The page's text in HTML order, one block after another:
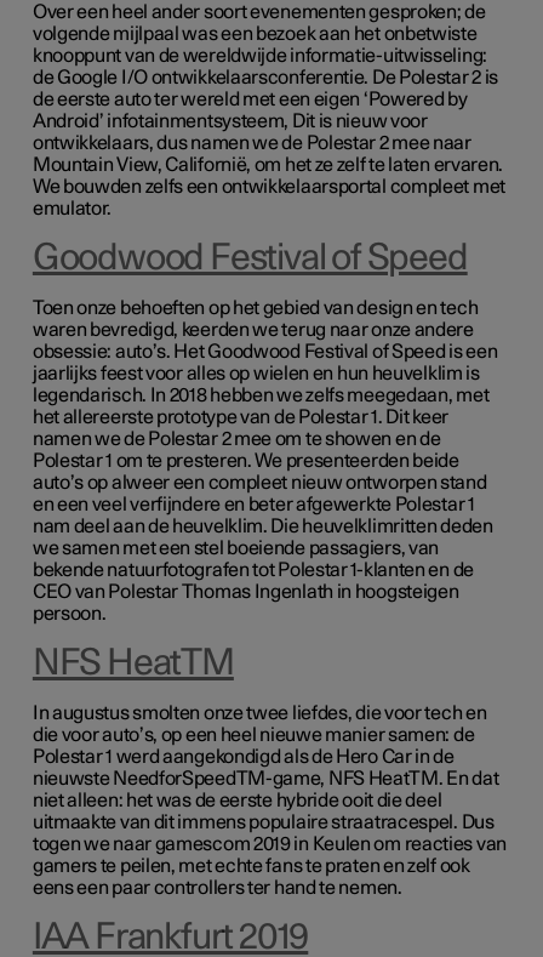
Over een heel ander soort evenementen gesproken; de
volgende mijlpaal was een bezoek aan het onbetwiste
knooppunt van de wereldwijde informatie-uitwisseling:
de Google I/O ontwikkelaarsconferentie. De Polestar 2 is
de eerste auto ter wereld met een eigen ‘Powered by
Android’ infotainmentsysteem, Dit is nieuw voor
ontwikkelaars, dus namen we de Polestar 2 mee naar
Mountain View, Californië, om het ze zelf te laten ervaren.
We bouwden zelfs een ontwikkelaarsportal compleet met
emulator.
Goodwood Festival of Speed
Toen onze behoeften op het gebied van design en tech
waren bevredigd, keerden we terug naar onze andere
obsessie: auto’s. Het Goodwood Festival of Speed is een
jaarlijks feest voor alles op wielen en hun heuvelklim is
legendarisch. In 2018 hebben we zelfs meegedaan, met
het allereerste prototype van de Polestar 1. Dit keer
namen we de Polestar 2 mee om te showen en de
Polestar 1 om te presteren. We presenteerden beide
auto’s op alweer een compleet nieuw ontworpen stand
en een veel verfijndere en beter afgewerkte Polestar 1
nam deel aan de heuvelklim. Die heuvelklimritten deden
we samen met een stel boeiende passagiers, van
bekende natuurfotografen tot Polestar 1-klanten en de
CEO van Polestar Thomas Ingenlath in hoogsteigen
persoon.
NFS HeatTM
In augustus smolten onze twee liefdes, die voor tech en
die voor auto’s, op een heel nieuwe manier samen: de
Polestar 1 werd aangekondigd als de Hero Car in de
nieuwste NeedforSpeedTM-game, NFS HeatTM. En dat
niet alleen: het was de eerste hybride ooit die deel
uitmaakte van dit immens populaire straatracespel. Dus
togen we naar gamescom 2019 in Keulen om reacties van
gamers te peilen, met echte fans te praten en zelf ook
eens een paar controllers ter hand te nemen.
IAA Frankfurt 2019